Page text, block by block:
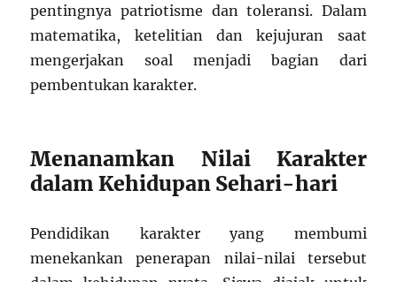
pentingnya patriotisme dan toleransi. Dalam
matematika, ketelitian dan kejujuran saat
mengerjakan soal menjadi bagian dari
pembentukan karakter.
Menanamkan Nilai Karakter
dalam Kehidupan Sehari-hari
Pendidikan karakter yang membumi
menekankan penerapan nilai-nilai tersebut